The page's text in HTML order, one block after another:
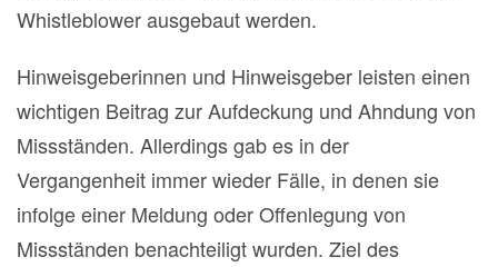
Whistleblower ausgebaut werden.
Hinweisgeberinnen und Hinweisgeber leisten einen
wichtigen Beitrag zur Aufdeckung und Ahndung von
Missständen. Allerdings gab es in der
Vergangenheit immer wieder Fälle, in denen sie
infolge einer Meldung oder Offenlegung von
Missständen benachteiligt wurden. Ziel des